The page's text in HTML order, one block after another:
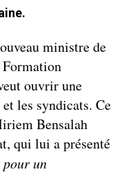
ministre de
ouvrir une
les syndicats. Ce
Bensalah
qui lui a présenté
un